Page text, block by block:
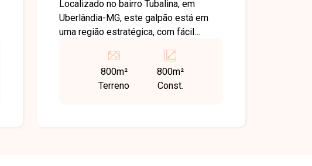
Localizado no bairro Tubalina, em
Uberlândia-MG, este galpão está em
uma região estratégica, com fácil
boa logística para atividades
comerciais e industriais. O bairro se
destaca pela infraestrutura consolidada
800m²
Terreno
800m²
Const.